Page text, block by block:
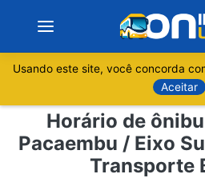
Sobre
Minas Gerais
Usando este site, você concorda
Aceitar
Horário de
Pacaembu / Eixo
Transporte